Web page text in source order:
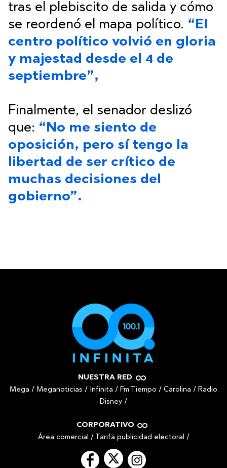
tras el plebiscito de salida y cómo
se reordenó el mapa político. “El
centro político volvió en gloria
y majestad desde el 4 de
septiembre”,
Finalmente, el senador deslizó
que: “No me siento de
oposición, pero sí tengo la
libertad de ser crítico de
muchas decisiones del
gobierno”.
NUESTRA RED
Mega / Meganoticias / Infinita / Fm Tiempo / Carolina / Radio
Disney /
CORPORATIVO
Área comercial / Tarifa publicidad electoral /